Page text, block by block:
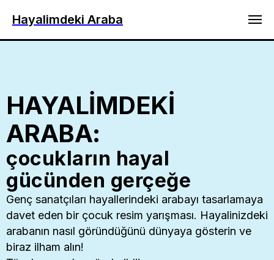
Hayalimdeki Araba
HAYALİMDEKİ
ARABA:
çocukların hayal
gücünden gerçeğe
Genç sanatçıları hayallerindeki arabayı tasarlamaya
davet eden bir çocuk resim yarışması. Hayalinizdeki
arabanın nasıl göründüğünü dünyaya gösterin ve
biraz ilham alın!